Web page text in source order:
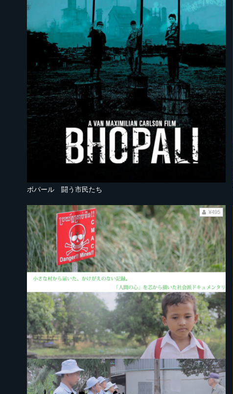
ボパール 闘う市民たち
¥495